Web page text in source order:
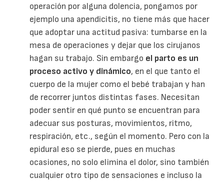
operación por alguna dolencia, pongamos por
ejemplo una apendicitis, no tiene más que hacer
que adoptar una actitud pasiva: tumbarse en la
mesa de operaciones y dejar que los cirujanos
hagan su trabajo. Sin embargo el parto es un
proceso activo y dinámico, en el que tanto el
cuerpo de la mujer como el bebé trabajan y han
de recorrer juntos distintas fases. Necesitan
poder sentir en qué punto se encuentran para
adecuar sus posturas, movimientos, ritmo,
respiración, etc., según el momento. Pero con la
epidural eso se pierde, pues en muchas
ocasiones, no solo elimina el dolor, sino también
cualquier otro tipo de sensaciones e incluso la